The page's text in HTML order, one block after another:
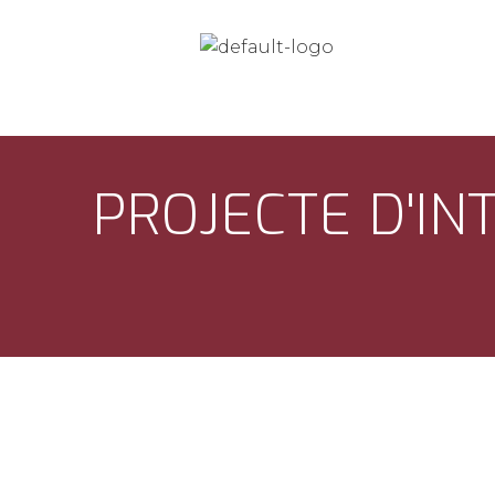
PROJECTE